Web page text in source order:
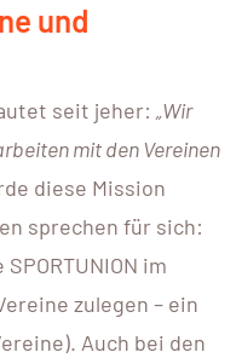
und
seit jeher: „Wir
mit den Vereinen
diese Mission
sprechen für sich:
im
zulegen – ein
Auch bei den